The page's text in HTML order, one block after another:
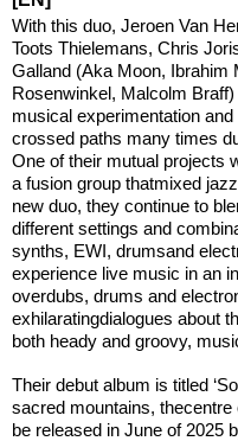
With this duo, Jeroen Van
Toots Thielemans, Chris
Galland (Aka Moon, Ibrahim
Rosenwinkel, Malcolm
musical experimentation
crossed paths many times
One of their mutual projects
a fusion group thatmixed
new duo, they continue to
different settings and
synths, EWI, drumsand
experience live music in an
overdubs, drums and
exhilaratingdialogues about
both heady and groovy,
Their debut album is titled
sacred mountains,
be released in June of 2025